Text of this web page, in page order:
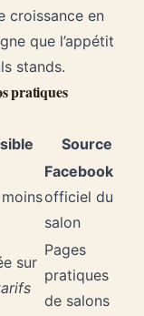
croissance en
que l’appétit
stands.
pratiques
Source
Facebook
officiel du
salon
sur
Pages
pratiques
de salons